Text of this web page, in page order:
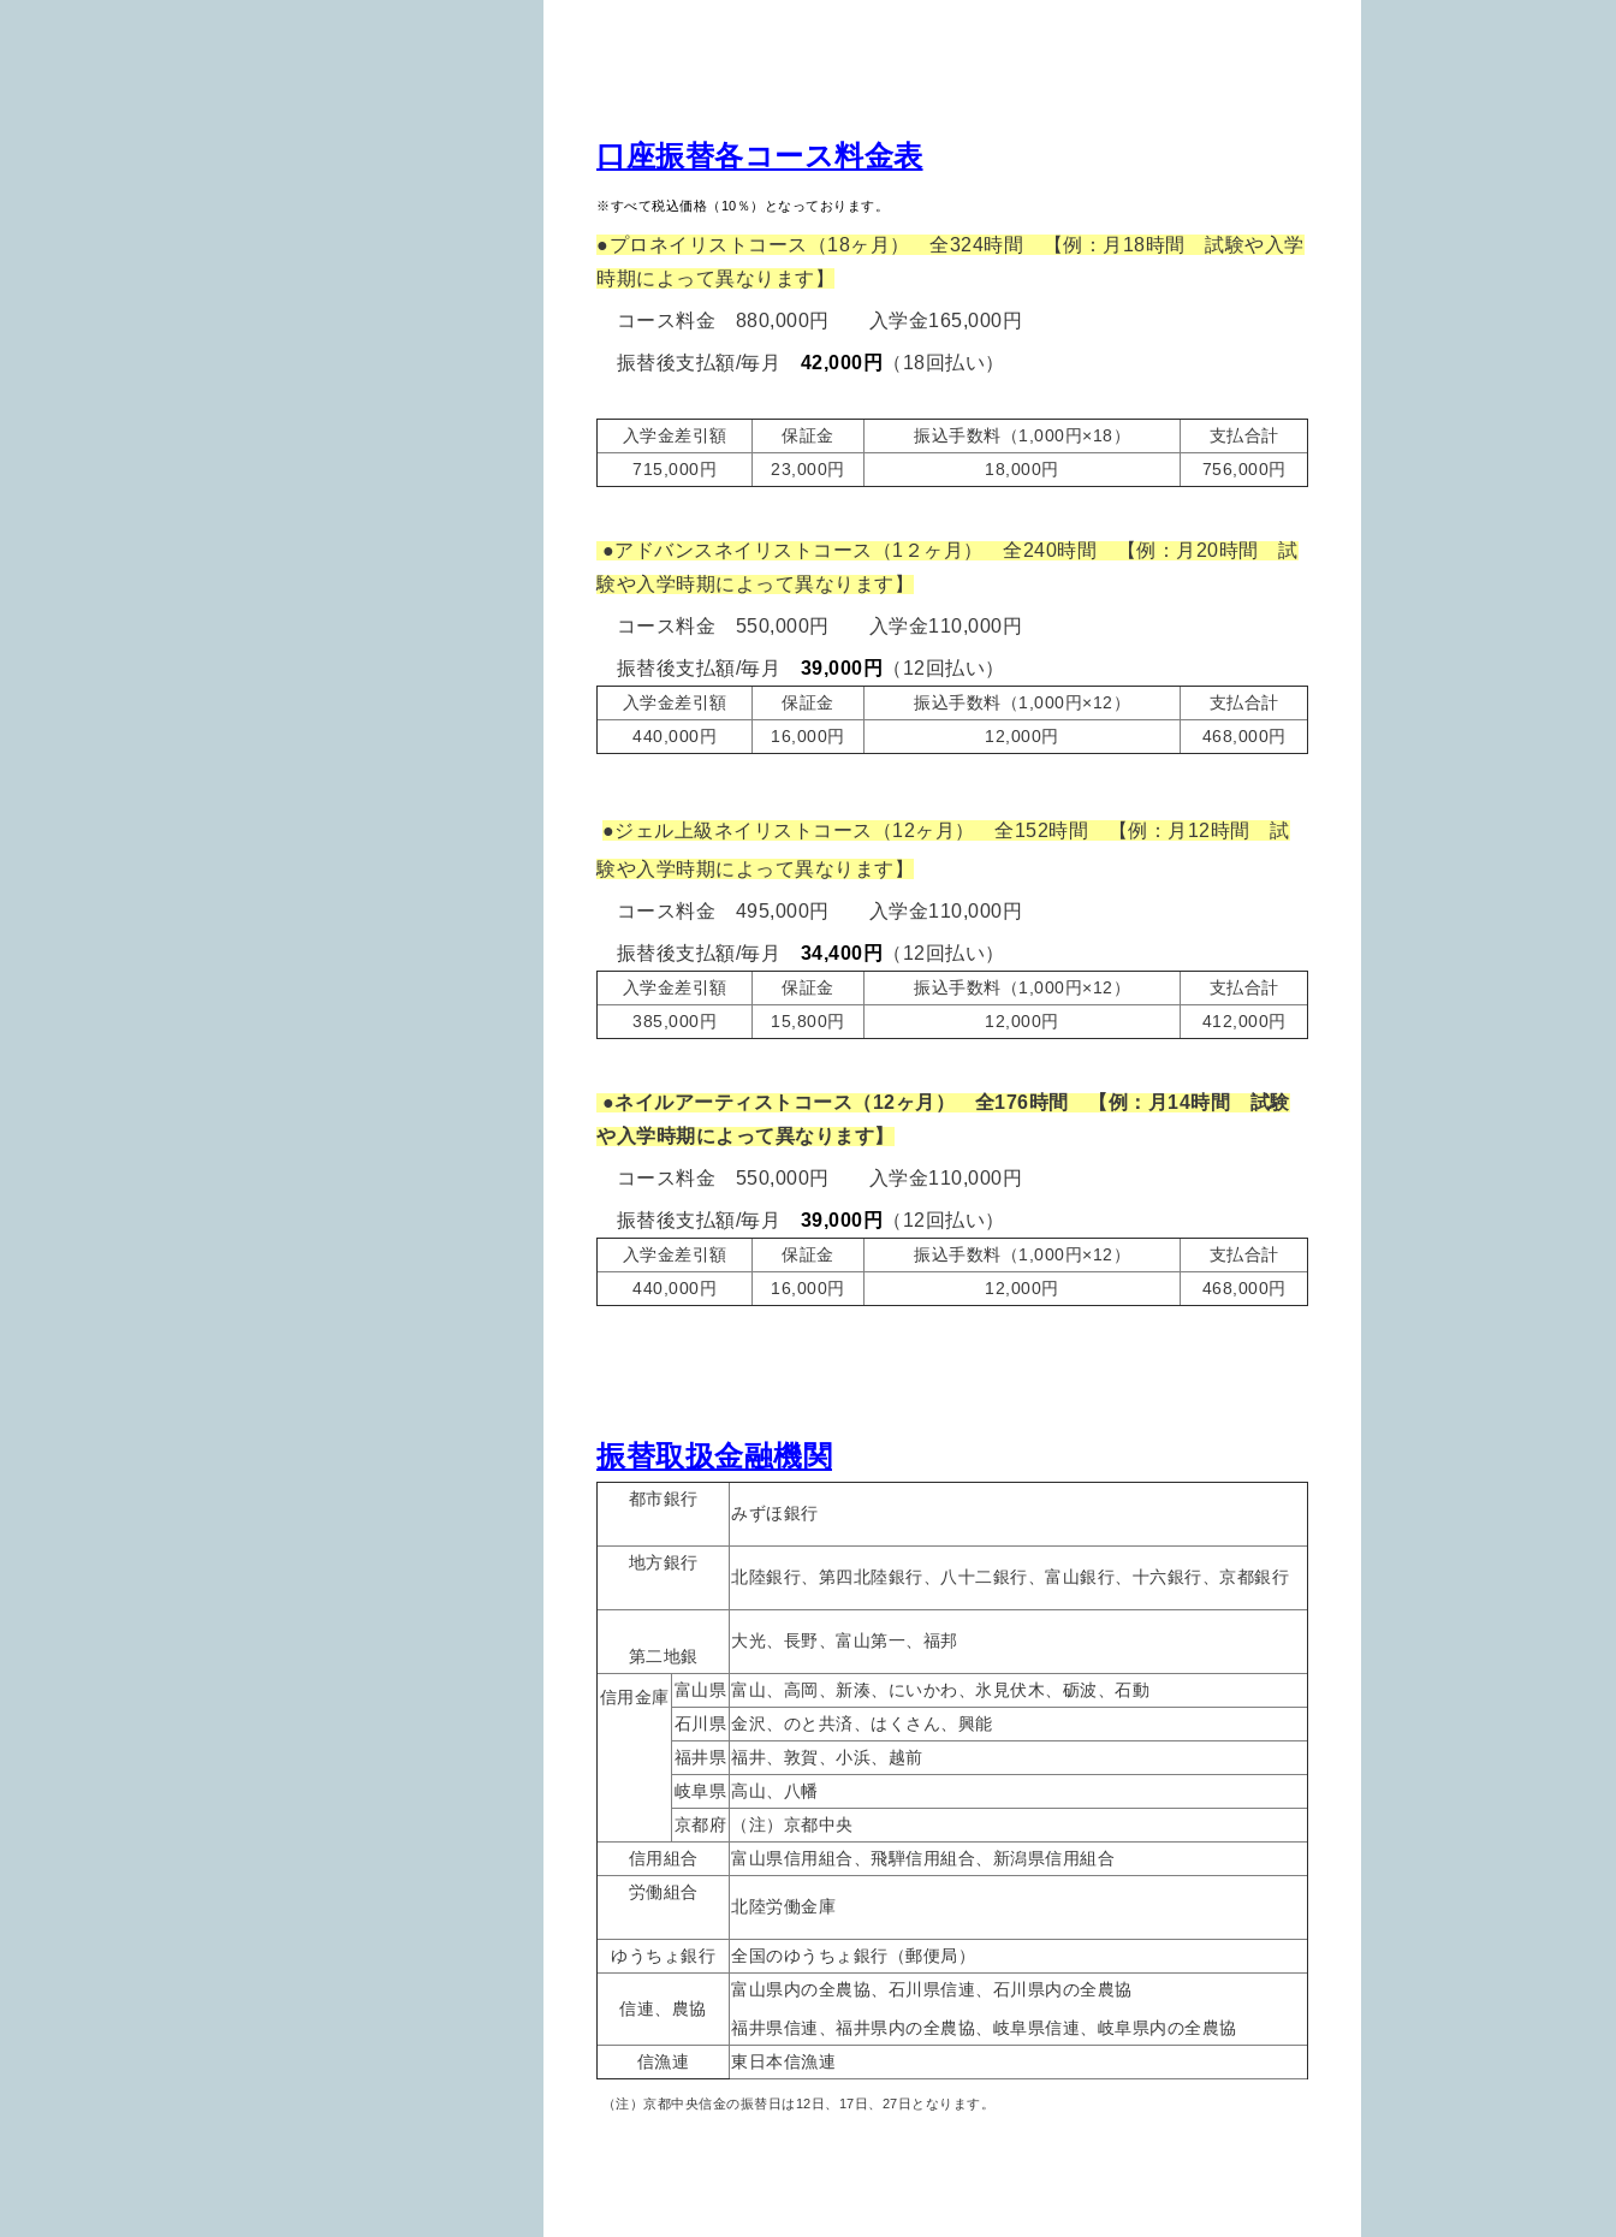
口座振替各コース料金表
※すべて税込価格（10％）となっております。
●プロネイリストコース（18ヶ月） 全324時間 【例：月18時間 試験や入学
時期によって異なります】
コース料金 880,000円 入学金165,000円
振替後支払額/毎月 42,000円 （18回払い）
入学金差引額 保証金 振込手数料（1,000円×18）
支払合計
715,000円
23,000円 18,000円 756,000円
●アドバンスネイリストコース（1２ヶ月） 全240時間 【例：月20時間 試
験や入学時期によって異なります】
コース料金 550,000円 入学金110,000円
振替後支払額/毎月 39,000円 （12回払い）
入学金差引額 保証金 振込手数料（1,000円×12）
支払合計
440,000円
16,000円 12,000円 468,000円
●ジェル上級ネイリストコース（12ヶ月） 全152時間 【例：月12時間 試
験や入学時期によって異なります】
コース料金 495,000円 入学金110,000円
振替後支払額/毎月 34,400円 （12回払い）
入学金差引額 保証金 振込手数料（1,000円×12）
支払合計
385,000円
15,800円 12,000円 412,000円
●ネイルアーティストコース（12ヶ月） 全176時間 【例：月14時間 試験
や入学時期によって異なります】
コース料金 550,000円 入学金110,000円
振替後支払額/毎月 39,000円 （12回払い）
入学金差引額 保証金 振込手数料（1,000円×12）
支払合計
440,000円
16,000円 12,000円 468,000円
振替取扱金融機関
都市銀行
みずほ銀行
地方銀行
北陸銀行、第四北陸銀行、八十二銀行、富山銀行、十六銀行、京都銀行
第二地銀
大光、長野、富山第一、福邦
信用金庫 富山県 富山、高岡、新湊、にいかわ、氷見伏木、砺波、石動
石川県 金沢、のと共済、はくさん、興能
福井県 福井、敦賀、小浜、越前
岐阜県 高山、八幡
京都府
（注）京都中央
信用組合
富山県信用組合、飛騨信用組合、新潟県信用組合
労働組合
北陸労働金庫
ゆうちょ銀行 全国のゆうちょ銀行（郵便局）
信連、農協
富山県内の全農協、石川県信連、石川県内の全農協
福井県信連、福井県内の全農協、岐阜県信連、岐阜県内の全農協
信漁連
東日本信漁連
（注）京都中央信金の振替日は12日、17日、27日となります。